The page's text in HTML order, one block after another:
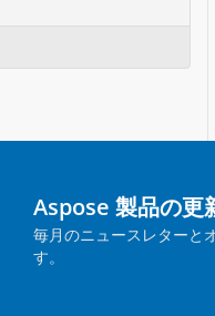
Aspose 製品の更
毎月のニュースレターと
す。